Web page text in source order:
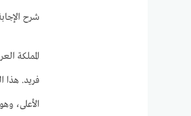
شرح
المملكة
فريد. هذا
الأعلى،